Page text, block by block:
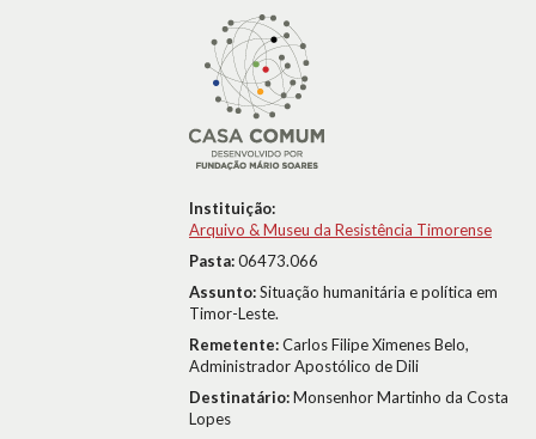
Instituição:
Arquivo & Museu da Resistência Timorense
Pasta:06473.066
Assunto:Situação humanitária e política em
Timor-Leste.
Remetente:Carlos Filipe Ximenes Belo,
Administrador Apostólico de Dili
Destinatário:Monsenhor Martinho da Costa
Lopes